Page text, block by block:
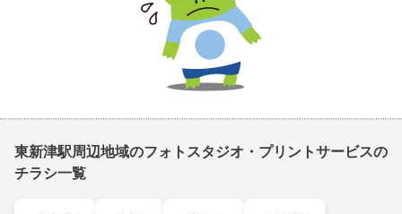
東新津駅周辺地域のフォトスタジオ・プリントサービスの
チラシ一覧